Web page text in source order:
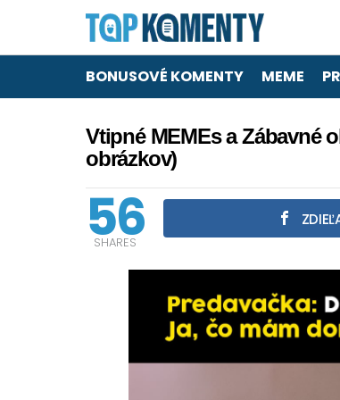
BONUSOVÉ KOMENTY MEME
Vtipné MEMEs a Zábavné
obrázkov)
56
SHARES